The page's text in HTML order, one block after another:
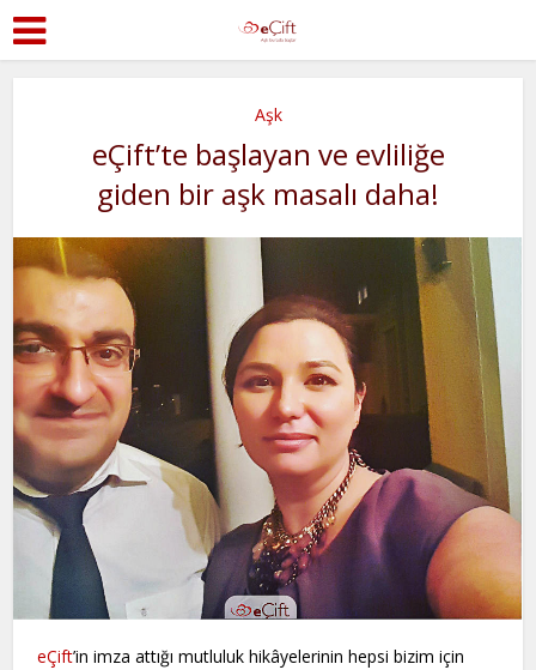
Aşk
eÇift’te başlayan ve evliliğe
giden bir aşk masalı daha!
eÇift’in imza attığı mutluluk hikâyelerinin hepsi bizim için